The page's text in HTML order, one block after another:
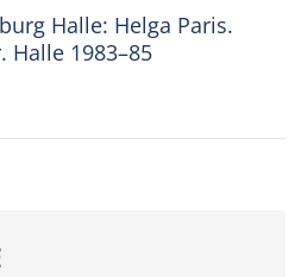
Halle: Helga Paris.
Halle 1983–85